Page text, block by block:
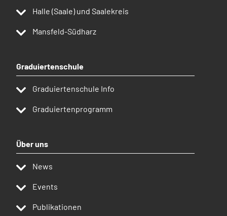
Halle (Saale) und Saalekreis
Mansfeld-Südharz
Graduiertenschule
Graduiertenschule Info
Graduiertenprogramm
Über uns
News
Events
Publikationen